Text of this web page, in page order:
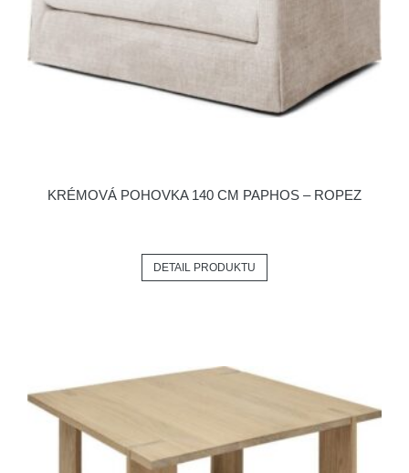
KRÉMOVÁ POHOVKA 140 CM PAPHOS – ROPEZ
DETAIL PRODUKTU